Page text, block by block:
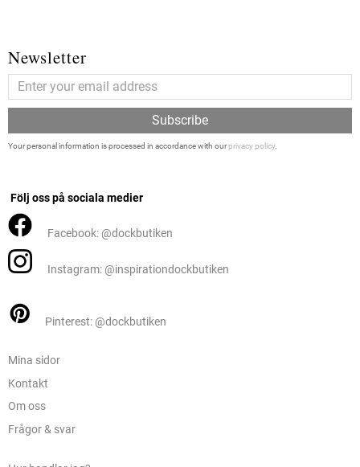
Newsletter
Subscribe
Your personal information is processed in accordance with ourprivacy policy.
Följ oss på sociala medier
Facebook: @dockbutiken
Instagram: @inspirationdockbutiken
Pinterest: @dockbutiken
Mina sidor
Kontakt
Om oss
Frågor & svar